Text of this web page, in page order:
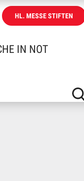
HL. MESSE STIFTEN
IN NOT